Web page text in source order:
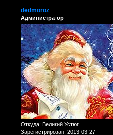
dedmoroz
Администратор
Откуда: Великий Устюг
Зарегистрирован: 2013-03-27